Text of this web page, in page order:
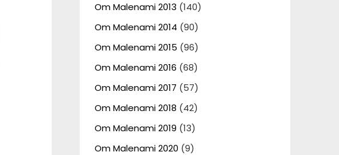
Om Malenami 2013 (140)
Om Malenami 2014 (90)
Om Malenami 2015 (96)
Om Malenami 2016 (68)
Om Malenami 2017 (57)
Om Malenami 2018 (42)
Om Malenami 2019 (13)
Om Malenami 2020 (9)